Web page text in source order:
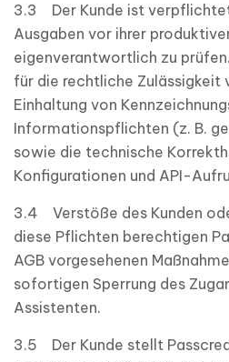
3.3 Der Kunde ist
Ausgaben vor ihrer
eigenverantwortlich zu
für die rechtliche Zulässigkeit
Einhaltung von
Informationspflichten (z. B.
sowie die technische
Konfigurationen und API-
3.4 Verstöße des Kunden
diese Pflichten berechtigen
AGB vorgesehenen
sofortigen Sperrung des
Assistenten.
3.5 Der Kunde stellt